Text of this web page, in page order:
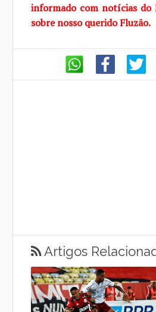
informado com notícias do
sobre nosso querido Fluzão.
Artigos